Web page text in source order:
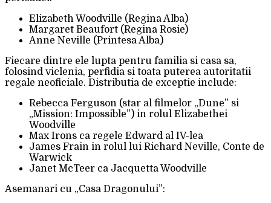
Elizabeth Woodville (Regina Alba)
Margaret Beaufort (Regina Rosie)
Anne Neville (Printesa Alba)
Fiecare dintre ele lupta pentru familia si casa sa,
folosind viclenia, perfidia si toata puterea autoritatii
regale neoficiale. Distributia de exceptie include:
Rebecca Ferguson (star al filmelor „Dune” si
„Mission: Impossible”) in rolul Elizabethei
Woodville
Max Irons ca regele Edward al IV-lea
James Frain in rolul lui Richard Neville, Conte de
Warwick
Janet McTeer ca Jacquetta Woodville
Asemanari cu „Casa Dragonului”: